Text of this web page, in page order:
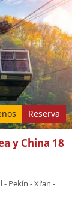
Reserva
y China 18
- Pekín -Xi'an -